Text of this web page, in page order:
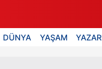
DÜNYA YAŞAM